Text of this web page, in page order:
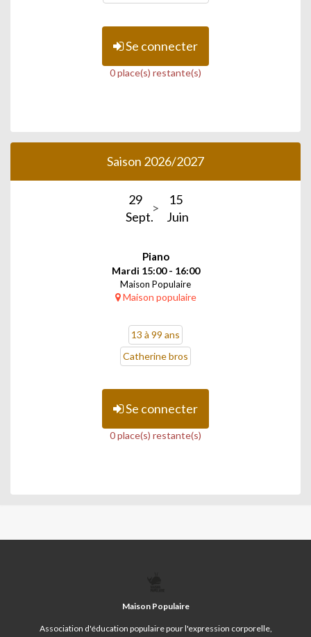
Se connecter
0 place(s) restante(s)
Saison 2026/2027
29
Sept.
15
Juin
Piano
Mardi 15:00 - 16:00
Maison Populaire
Maison populaire
13 à 99 ans
Catherine bros
Se connecter
0 place(s) restante(s)
Maison Populaire
Association d'éducation populaire pour l'expression corporelle,